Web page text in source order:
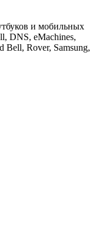
и мобильных
DNS, eMachines,
Bell, Rover, Samsung,